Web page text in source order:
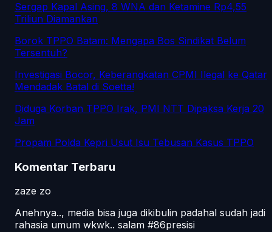
Sergap Kapal Asing, 8 WNA dan Ketamine Rp4,55
Triliun Diamankan
Borok TPPO Batam: Mengapa Bos Sindikat Belum
Tersentuh?
Investigasi Bocor, Keberangkatan CPMI Ilegal ke Qatar
Mendadak Batal di Soetta!
Diduga Korban TPPO Irak, PMI NTT Dipaksa Kerja 20
Jam
Propam Polda Kepri Usut Isu Tebusan Kasus TPPO
Komentar Terbaru
zaze zo
Anehnya.., media bisa juga dikibulin padahal sudah jadi
rahasia umum wkwk.. salam #86presisi